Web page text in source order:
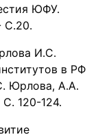
ЮФУ.
С.20.
И.С.
в РФ
Юрлова, А.А.
120-124.